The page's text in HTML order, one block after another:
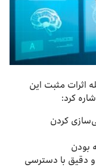
اثرات مثبت این
کرد:
کردن
دقیق با دسترسی